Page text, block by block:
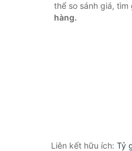
thể so sánh giá,
hàng.
Liên kết hữu ích: Tỷ